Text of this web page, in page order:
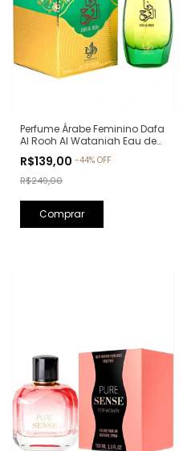
Perfume Árabe Feminino Dafa
Al Rooh Al Wataniah Eau de
R$139,00 -44% OFF
R$249,00